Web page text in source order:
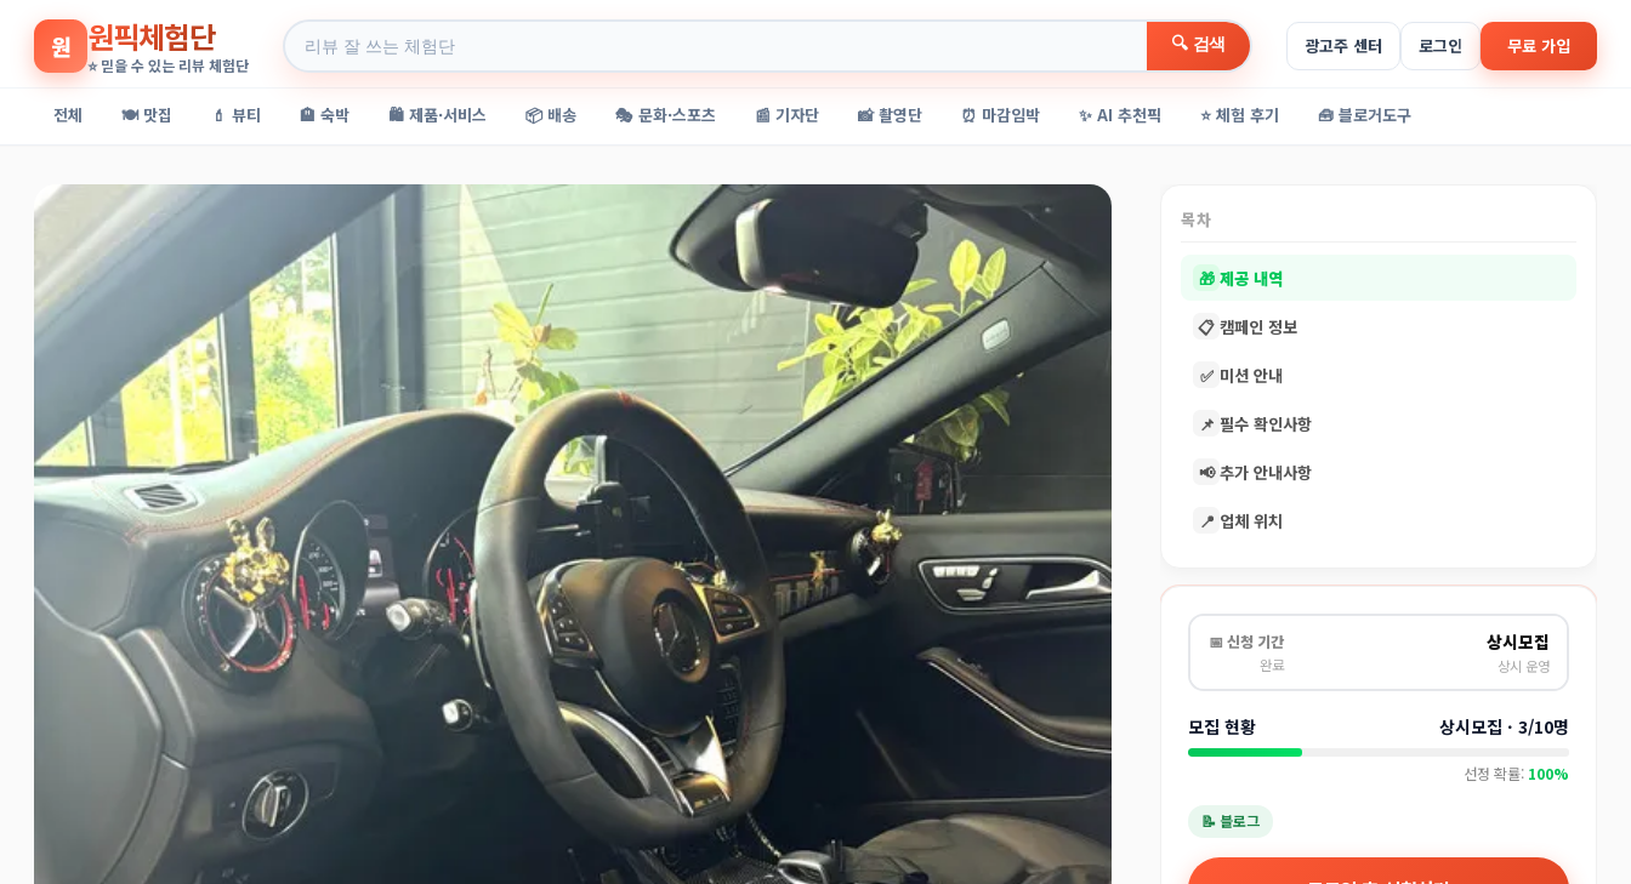
원 원픽체험단
⭐ 믿을 수 있는 리뷰 체험단
🔍 검색 광고주 센터 로그인 무료 가입
전체 🍽️ 맛집 💄 뷰티 🏨 숙박 🛍️ 제품·서비스 📦 배송 🎭 문화·스포츠 📰 기자단 📸 촬영단 ⏰ 마감임박 ✨ AI 추천픽 ⭐ 체험 후기 🧰 블로거도구
목차
🎁 제공 내역
📋 캠페인 정보
✅ 미션 안내
📌 필수 확인사항
📢 추가 안내사항
📍 업체 위치
📅 신청 기간
완료
상시모집
상시 운영
모집 현황 상시모집 · 3/10명
선정 확률: 100%
📝 블로그